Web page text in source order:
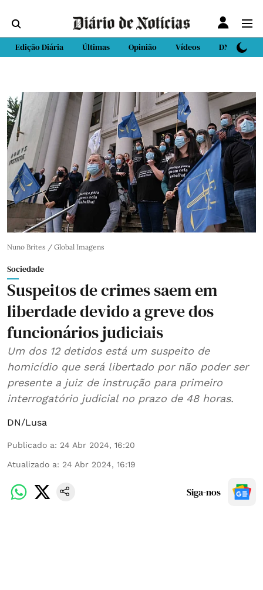
Edição Diária Últimas Opinião Vídeos DN Sport
Nuno Brites / Global Imagens
Sociedade
Suspeitos de crimes saem em
liberdade devido a greve dos
funcionários judiciais
Um dos 12 detidos está um suspeito de
homicídio que será libertado por não poder ser
presente a juiz de instrução para primeiro
interrogatório judicial no prazo de 48 horas.
DN/Lusa
Publicado a: 24 Abr 2024, 16:20
Atualizado a: 24 Abr 2024, 16:19
Siga-nos